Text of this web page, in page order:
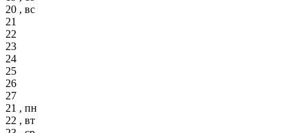
20 , вс
21
22
23
24
25
26
27
21 , пн
22 , вт